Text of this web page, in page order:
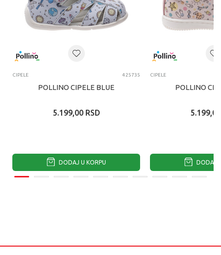
CIPELE 425735
POLLINO CIPELE BLUE
5.199,00 RSD
DODAJ U KORPU
CIPELE
POLLINO
5.199,00
DODAJ